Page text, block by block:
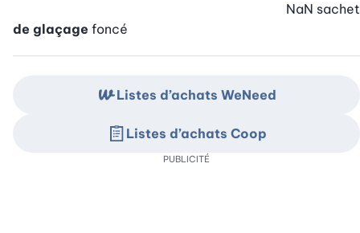
de glaçage foncé
NaN sachet
Listes d’achats WeNeed
Listes d’achats Coop
PUBLICITÉ